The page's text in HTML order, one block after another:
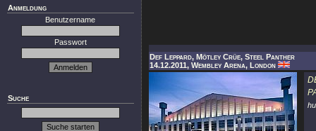
Anmeldung
Benutzername
Passwort
Suche
Def Leppard, Mötley Crüe, Steel Panther
14.12.2011, Wembley Arena, London